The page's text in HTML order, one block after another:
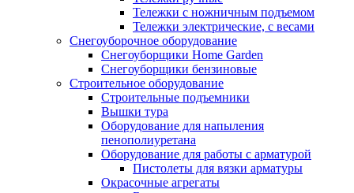
Тележки с ножничным подъемом
Тележки электрические, с весами
Снегоуборочное оборудование
Снегоуборщики Home Garden
Снегоуборщики бензиновые
Строительное оборудование
Cтроительные подъемники
Вышки тура
Оборудование для напыления
пенополиуретана
Оборудование для работы с арматурой
Пистолеты для вязки арматуры
Окрасочные агрегаты